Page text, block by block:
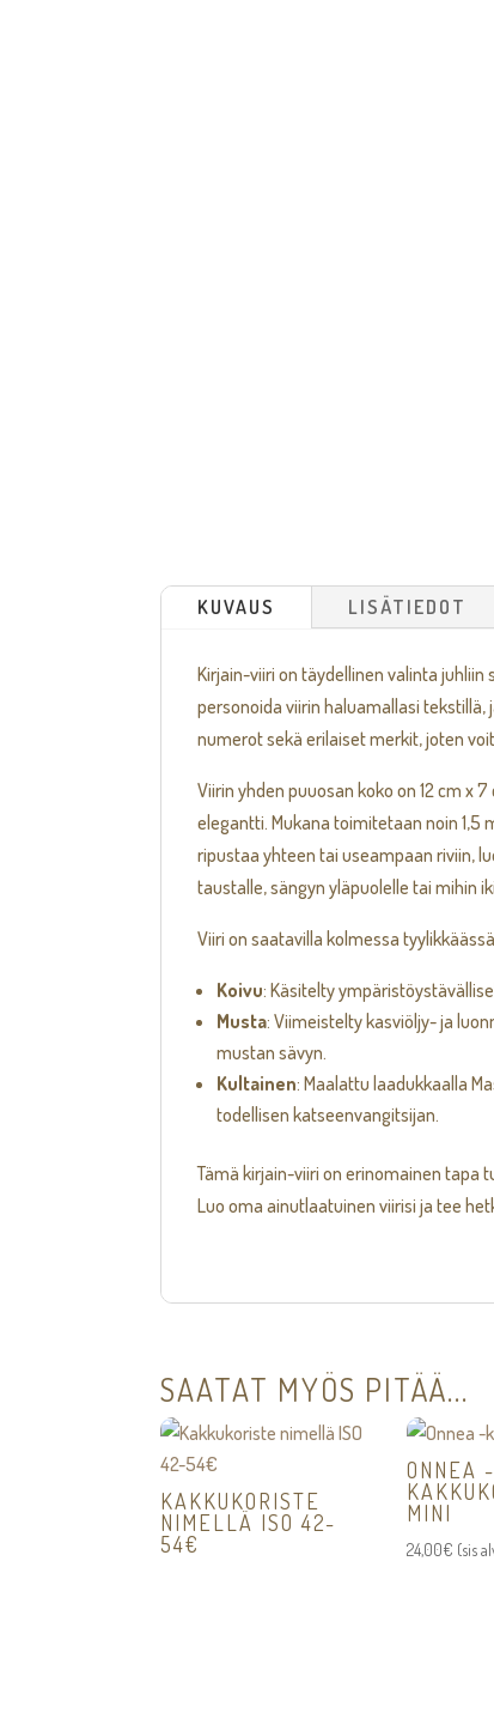
KUVAUS LISÄTIEDOT
Kirjain-viiri on täydellinen valinta
personoida viirin haluamallasi tekstillä,
numerot sekä erilaiset merkit, joten
Viirin yhden puuosan koko on 12 cm x
elegantti. Mukana toimitetaan noin 1,5
ripustaa yhteen tai useampaan riviin,
taustalle, sängyn yläpuolelle tai mihin
Viiri on saatavilla kolmessa
Koivu: Käsitelty
Musta: Viimeistelty kasviöljy- ja
mustan sävyn.
Kultainen: Maalattu laadukkaalla
todellisen katseenvangitsijan.
Tämä kirjain-viiri on erinomainen tapa
Luo oma ainutlaatuinen viirisi ja tee
SAATAT MYÖS PITÄÄ...
KAKKUKORISTE
NIMELLÄ ISO 42-
54€
ONNEA -
MINI
24,00€ (sis